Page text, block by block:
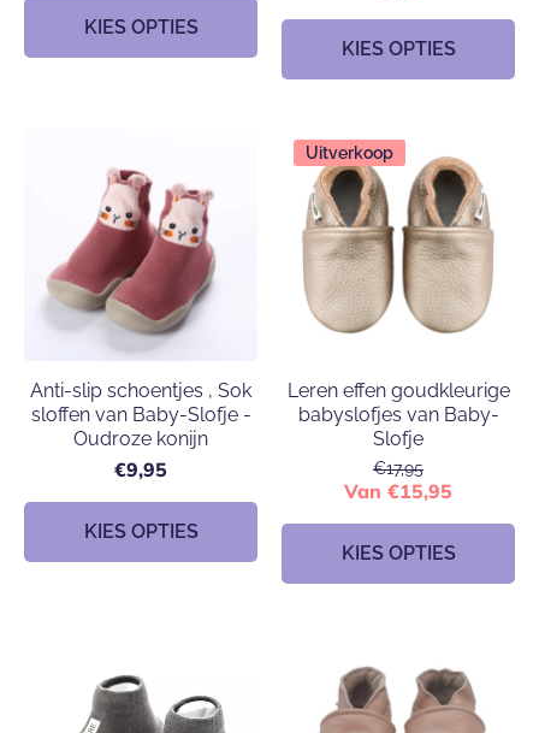
KIES OPTIES
KIES OPTIES
Anti-slip schoentjes , Sok
sloffen van Baby-Slofje -
Oudroze konijn
€9,95
KIES OPTIES
Uitverkoop
Leren effen goudkleurige
babyslofjes van Baby-
Slofje
€17,95
Van €15,95
KIES OPTIES